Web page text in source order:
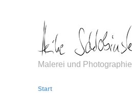
Malerei und Photographie
Start